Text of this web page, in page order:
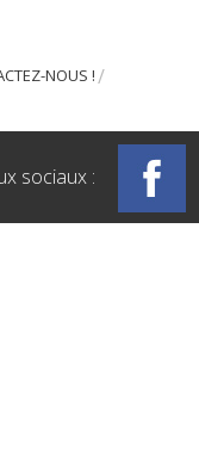
NOUS !
sociaux :